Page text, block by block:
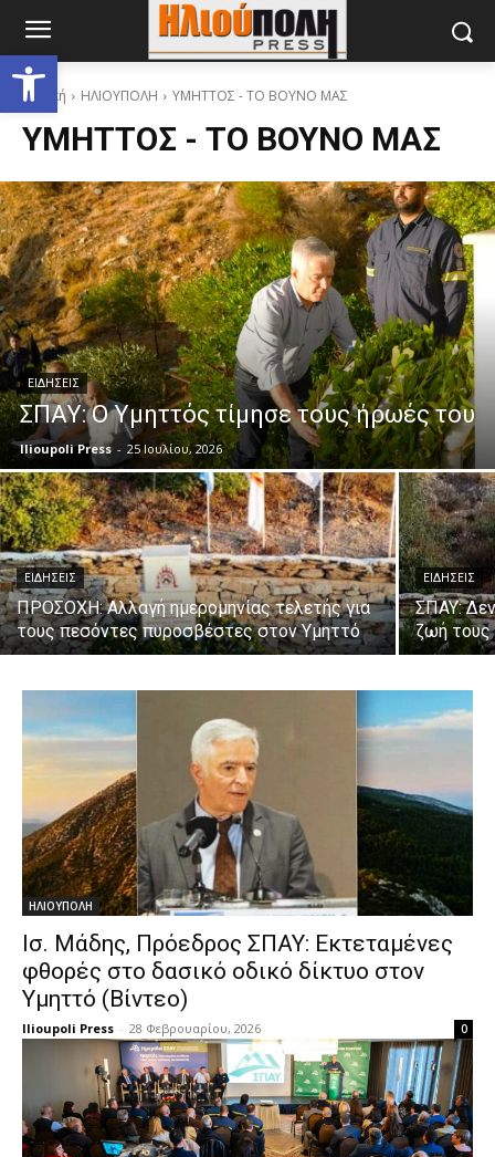
Ανοίξτε τη γραμμή εργαλείων
Αρχική ΗΛΙΟΥΠΟΛΗ ΥΜΗΤΤΟΣ - ΤΟ ΒΟΥΝΟ ΜΑΣ
ΥΜΗΤΤΟΣ - ΤΟ ΒΟΥΝΟ ΜΑΣ
ΕΙΔΗΣΕΙΣ
ΣΠΑΥ: Ο Υμηττός τίμησε τους ήρωές του
Ilioupoli Press - 25 Ιουλίου, 2026
ΕΙΔΗΣΕΙΣ
ΠΡΟΣΟΧΗ: Αλλαγή ημερομηνίας τελετής για
τους πεσόντες πυροσβέστες στον Υμηττό
ΕΙΔΗΣΕΙΣ
ΣΠΑΥ:
ζωή τους
ΗΛΙΟΥΠΟΛΗ
Ισ. Μάδης, Πρόεδρος ΣΠΑΥ: Εκτεταμένες
φθορές στο δασικό οδικό δίκτυο στον
Υμηττό (Βίντεο)
Ilioupoli Press - 28 Φεβρουαρίου, 2026 0